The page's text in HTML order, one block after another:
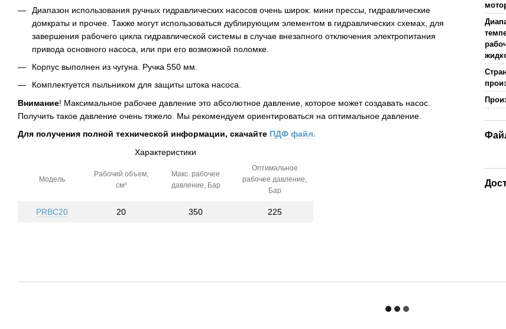
Диапазон использования ручных гидравлических насосов очень широк: мини прессы, гидравлические
домкраты и прочее. Также могут использоваться дублирующим элементом в гидравлических схемах, для
завершения рабочего цикла гидравлической системы в случае внезапного отключения электропитания
привода основного насоса, или при его возможной поломке.
Корпус выполнен из чугуна. Ручка 550 мм.
Комплектуется пыльником для защиты штока насоса.
Внимание! Максимальное рабочее давление это абсолютное давление, которое может создавать насос.
Получить такое давление очень тяжело. Мы рекомендуем ориентироваться на оптимальное давление.
Для получения полной технической информации, скачайте ПДФ файл.
Характеристики
Модель
Рабочий объем,
см³
Макс. рабочее
давление, Бар
Оптимальное
рабочее давление,
Бар
PRBC20 20 350 225